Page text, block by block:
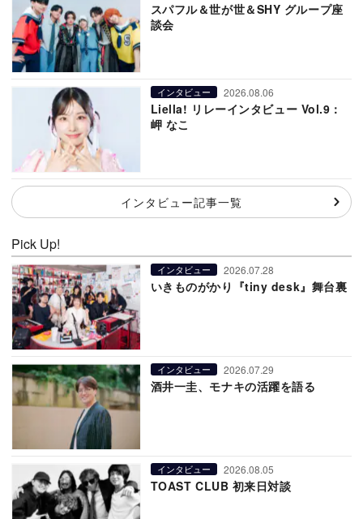
スパフル＆世が世＆SHY グループ座
談会
インタビュー 2026.08.06
Liella! リレーインタビュー Vol.9：
岬 なこ
インタビュー記事一覧
Pick Up!
インタビュー 2026.07.28
いきものがかり『tiny desk』舞台裏
インタビュー 2026.07.29
酒井一圭、モナキの活躍を語る
インタビュー 2026.08.05
TOAST CLUB 初来日対談